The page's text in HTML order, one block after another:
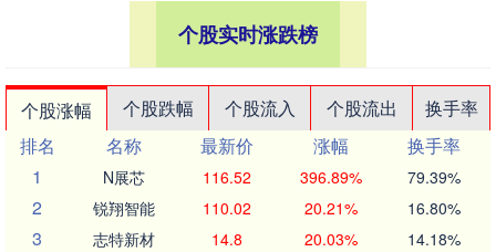
个股实时涨跌榜
个股涨幅 个股跌幅 个股流入 个股流出
换手率
排名
名称 最新价 涨幅
换手率
1
N展芯 116.52 396.89% 79.39%
2 锐翔智能 110.02 20.21% 16.80%
3 志特新材 14.8 20.03% 14.18%